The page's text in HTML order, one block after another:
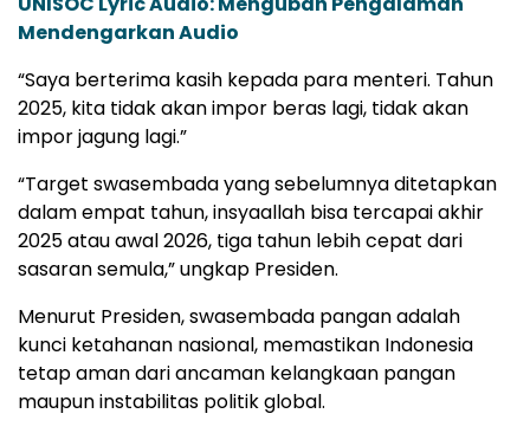
Mendengarkan Audio
“Saya berterima kasih kepada para menteri. Tahun
2025, kita tidak akan impor beras lagi, tidak akan
impor jagung lagi.”
“Target swasembada yang sebelumnya ditetapkan
dalam empat tahun, insyaallah bisa tercapai akhir
2025 atau awal 2026, tiga tahun lebih cepat dari
sasaran semula,” ungkap Presiden.
Menurut Presiden, swasembada pangan adalah
kunci ketahanan nasional, memastikan Indonesia
tetap aman dari ancaman kelangkaan pangan
maupun instabilitas politik global.